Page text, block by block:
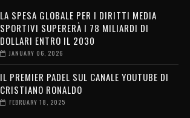
LA SPESA GLOBALE PER I DIRITTI MEDIA
SPORTIVI SUPERERÀ I 78 MILIARDI DI
DOLLARI ENTRO IL 2030
JANUARY 06, 2026
IL PREMIER PADEL SUL CANALE YOUTUBE DI
CRISTIANO RONALDO
FEBRUARY 18, 2025